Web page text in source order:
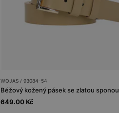
WOJAS / 93084-54
Béžový kožený pásek se zlatou sponou
649.00 Kč